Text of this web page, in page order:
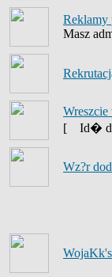
Reklamy
Masz
[
Id�
Wz?r